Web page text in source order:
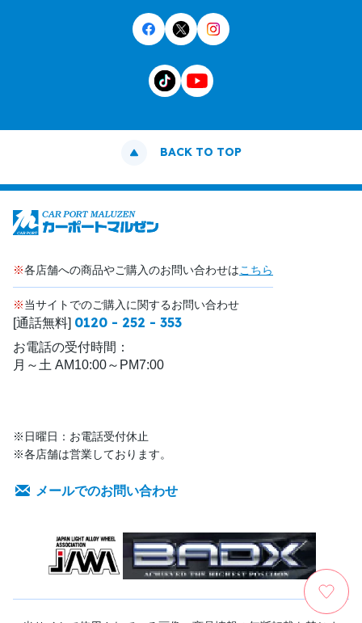
BACK TO TOP
※各店舗への商品やご購入のお問い合わせはこちら
※当サイトでのご購入に関するお問い合わせ
[通話無料] 0120 - 252 - 353
お電話の受付時間：
月～土 AM10:00～PM7:00
※日曜日：お電話受付休止
※各店舗は営業しております。
メールでのお問い合わせ